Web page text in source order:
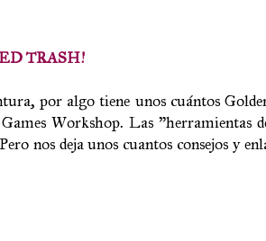
TRASH!
por algo tiene unos cuántos
Workshop. Las "herramientas
nos deja unos cuantos consejos y